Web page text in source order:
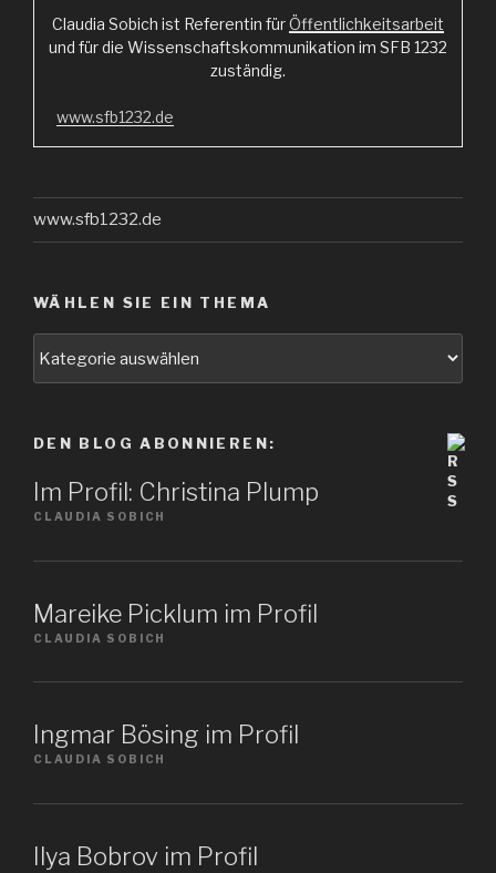
Claudia Sobich ist Referentin fürÖffentlichkeitsarbeit
und für die Wissenschaftskommunikation im SFB 1232
zuständig.
www.sfb1232.de
www.sfb1232.de
WÄHLEN SIE EIN THEMA
DEN BLOG ABONNIEREN:
Im Profil: Christina Plump
CLAUDIA SOBICH
Mareike Picklum im Profil
CLAUDIA SOBICH
Ingmar Bösing im Profil
CLAUDIA SOBICH
Ilya Bobrov im Profil